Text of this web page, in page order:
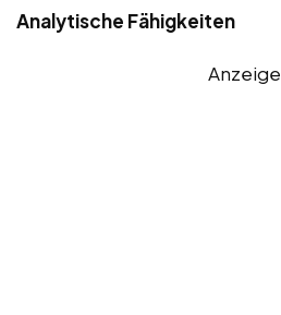
Analytische Fähigkeiten
Anzeige